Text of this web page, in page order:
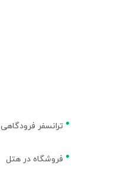
ترانسفر فرودگاهی
فروشگاه در هتل